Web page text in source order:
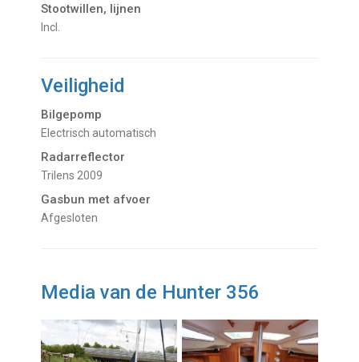
Stootwillen, lijnen
Incl.
Veiligheid
Bilgepomp
Electrisch automatisch
Radarreflector
Trilens 2009
Gasbun met afvoer
Afgesloten
Media van de Hunter 356